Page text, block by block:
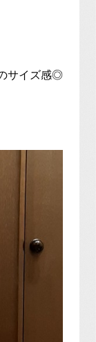
サイズ感◎